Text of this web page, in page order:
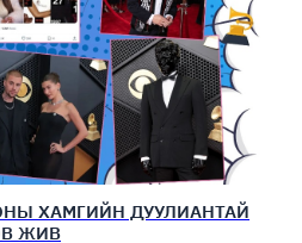
ХАМГИЙН ДУУЛИАНТАЙ
ЖИВ